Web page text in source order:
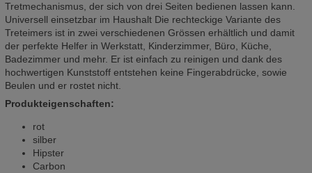
Tretmechanismus, der sich von drei Seiten bedienen lassen kann.
Universell einsetzbar im Haushalt Die rechteckige Variante des
Treteimers ist in zwei verschiedenen Grössen erhältlich und damit
der perfekte Helfer in Werkstatt, Kinderzimmer, Büro, Küche,
Badezimmer und mehr. Er ist einfach zu reinigen und dank des
hochwertigen Kunststoff entstehen keine Fingerabdrücke, sowie
Beulen und er rostet nicht.
Produkteigenschaften:
rot
silber
Hipster
Carbon